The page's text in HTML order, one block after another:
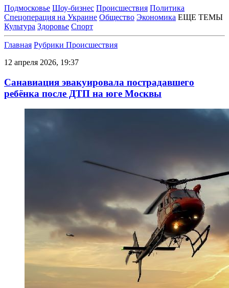
Подмосковье Шоу-бизнес Происшествия Политика
Спецоперация на Украине Общество Экономика ЕЩЕ ТЕМЫ
Культура Здоровье Спорт
Главная Рубрики Происшествия
12 апреля 2026, 19:37
Санавиация эвакуировала пострадавшего
ребёнка после ДТП на юге Москвы